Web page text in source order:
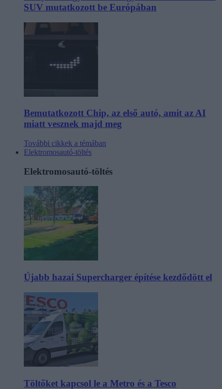
SUV mutatkozott be Európában
Bemutatkozott Chip, az első autó, amit az AI
miatt vesznek majd meg
További cikkek a témában
Elektromosautó-töltés
Elektromosautó-töltés
Újabb hazai Supercharger építése kezdődött el
Töltőket kapcsol le a Metro és a Tesco